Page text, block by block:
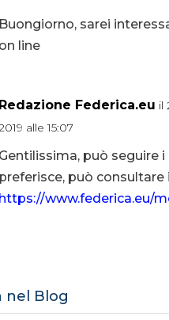
kBuongiorno, sarei
on line
Redazione Federica.eu il
alle 15:07
Gentilissima, può seguire i
preferisce, può consultare
https://www.federica.eu/
nel Blog